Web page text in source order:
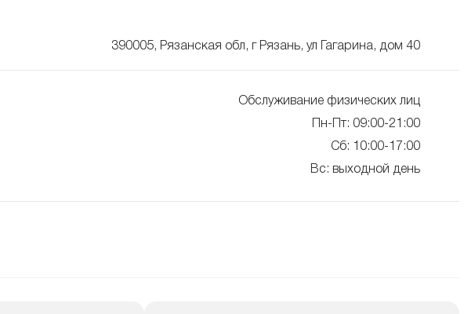
390005, Рязанская обл, г Рязань, ул Гагарина, дом 40
Обслуживание физических лиц
Пн-Пт: 09:00-21:00
Сб: 10:00-17:00
Вс: выходной день